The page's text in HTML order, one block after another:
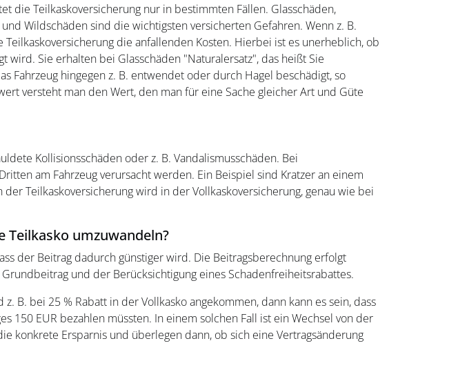
die Teilkaskoversicherung nur in bestimmten Fällen. Glasschäden,
Wildschäden sind die wichtigsten versicherten Gefahren. Wenn z. B.
die anfallenden Kosten. Hierbei ist es unerheblich, ob
Sie erhalten bei Glasschäden "Naturalersatz", das heißt Sie
hingegen z. B. entwendet oder durch Hagel beschädigt, so
versteht man den Wert, den man für eine Sache gleicher Art und Güte
Kollisionsschäden oder z. B. Vandalismusschäden. Bei
am Fahrzeug verursacht werden. Ein Beispiel sind Kratzer an einem
Teilkaskoversicherung wird in der Vollkaskoversicherung, genau wie bei
Teilkasko umzuwandeln?
der Beitrag dadurch günstiger wird. Die Beitragsberechnung erfolgt
und der Berücksichtigung eines Schadenfreiheitsrabattes.
B. bei 25 % Rabatt in der Vollkasko angekommen, dann kann es sein, dass
150 EUR bezahlen müssten. In einem solchen Fall ist ein Wechsel von der
konkrete Ersparnis und überlegen dann, ob sich eine Vertragsänderung